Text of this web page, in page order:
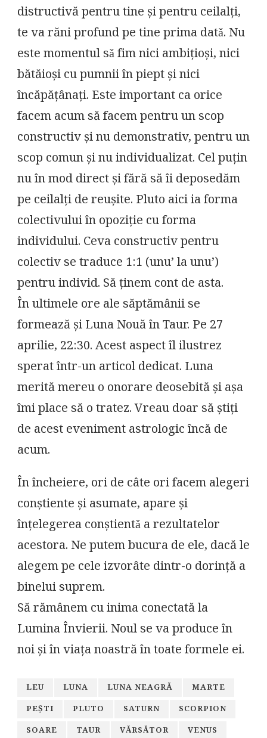
distructivă pentru tine și pentru ceilalți,
te va răni profund pe tine prima datǎ. Nu
este momentul sǎ fim nici ambițioși, nici
bătăioși cu pumnii în piept și nici
încăpățânați. Este important ca orice
facem acum să facem pentru un scop
constructiv și nu demonstrativ, pentru un
scop comun și nu individualizat. Cel puțin
nu în mod direct și fără să îi deposedăm
pe ceilalți de reușite. Pluto aici ia forma
colectivului în opoziție cu forma
individului. Ceva constructiv pentru
colectiv se traduce 1:1 (unu’ la unu’)
pentru individ. Să ținem cont de asta.
În ultimele ore ale săptămânii se
formează și Luna Nouă în Taur. Pe 27
aprilie, 22:30. Acest aspect îl ilustrez
sperat într-un articol dedicat. Luna
merită mereu o onorare deosebită și așa
îmi place să o tratez. Vreau doar să știți
de acest eveniment astrologic încă de
acum.
În încheiere, ori de câte ori facem alegeri
conștiente și asumate, apare și
înțelegerea conștientǎ a rezultatelor
acestora. Ne putem bucura de ele, dacă le
alegem pe cele izvorâte dintr-o dorință a
binelui suprem.
Să rămânem cu inima conectată la
Lumina Învierii. Noul se va produce în
noi și în viața noastră în toate formele ei.
LEU LUNA LUNA NEAGRĂ MARTE
PEŞTI PLUTO SATURN SCORPION
SOARE TAUR VǍRSǍTOR VENUS